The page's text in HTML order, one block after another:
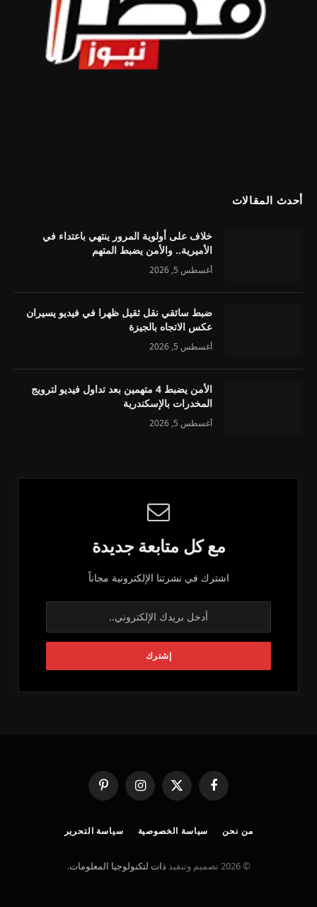
أحدث المقالات
خلاف على أولوية المرور ينتهي باعتداء في
الأميرية.. والأمن يضبط المتهم
أغسطس 5, 2026
ضبط سائقي نقل ثقيل ظهرا في فيديو يسيران
عكس الاتجاه بالجيزة
أغسطس 5, 2026
الأمن يضبط 4 متهمين بعد تداول فيديو لترويج
المخدرات بالإسكندرية
أغسطس 5, 2026
مع كل متابعة جديدة
اشترك في نشرتنا الإلكترونية مجاناً
فيسبوك
X
(Twitter)
الانستغرامبينتيريست
من نحن سياسة الخصوصية سياسة التحرير
© 2026 تصميم وتنفيذ ذات لتكنولوجيا المعلومات.